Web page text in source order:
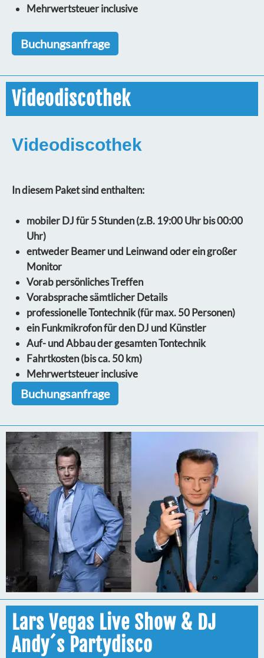
Mehrwertsteuer inclusive
Buchungsanfrage
Videodiscothek
Videodiscothek
In diesem Paket sind enthalten:
mobiler DJ für 5 Stunden (z.B. 19:00 Uhr bis 00:00
Uhr)
entweder Beamer und Leinwand oder ein großer
Monitor
Vorab persönliches Treffen
Vorabsprache sämtlicher Details
professionelle Tontechnik (für max. 50 Personen)
ein Funkmikrofon für den DJ und Künstler
Auf- und Abbau der gesamten Tontechnik
Fahrtkosten (bis ca. 50 km)
Mehrwertsteuer inclusive
Buchungsanfrage
Lars Vegas Live Show & DJ
Andy´s Partydisco